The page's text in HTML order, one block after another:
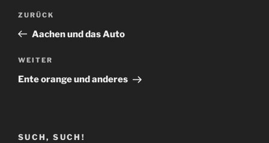
Beitragsnavigation
Vorheriger
Beitrag
ZURÜCK
Aachen und das Auto
Nächster
Beitrag
WEITER
Ente orange und anderes
SUCH, SUCH!